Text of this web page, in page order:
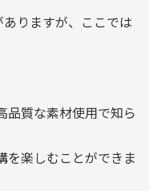
りますが、ここでは
品質な素材使用で知ら
を楽しむことができま